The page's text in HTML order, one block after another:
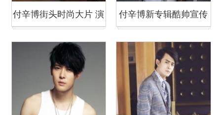
付辛博街头时尚大片 演
付辛博新专辑酷帅宣传